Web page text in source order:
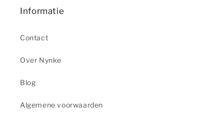
Informatie
Contact
Over Nynke
Blog
Algemene voorwaarden